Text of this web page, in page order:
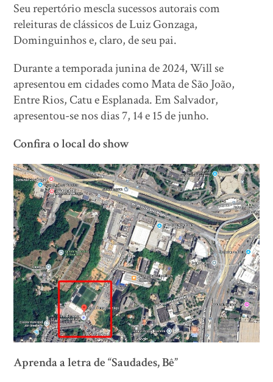
Seu repertório mescla sucessos autorais com
releituras de clássicos de Luiz Gonzaga,
Dominguinhos e, claro, de seu pai.
Durante a temporada junina de 2024, Will se
apresentou em cidades como Mata de São João,
Entre Rios, Catu e Esplanada. Em Salvador,
apresentou-se nos dias 7, 14 e 15 de junho.
Confira o local do show
Aprenda a letra de “Saudades, Bê”